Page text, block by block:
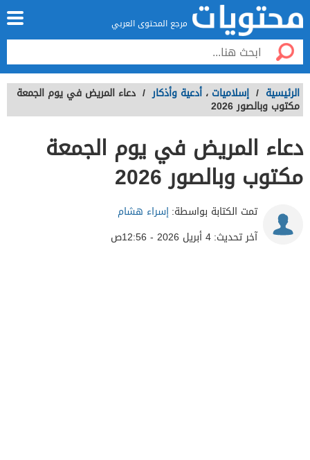
مرجع المحتوى العربي
الرئيسية / إسلاميات ، أدعية وأذكار / دعاء المريض في يوم الجمعة
مكتوب وبالصور 2026
دعاء المريض في يوم الجمعة
مكتوب وبالصور 2026
تمت الكتابة بواسطة:إسراء هشام
آخر تحديث:4 أبريل 2026 - 12:56ص